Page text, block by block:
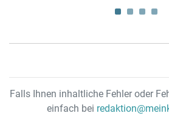
Falls Ihnen inhaltliche Fehler oder
einfach bei